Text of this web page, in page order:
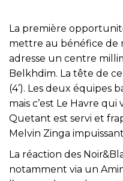
La première
mettre au bénéfice de
adresse un centre
Belkhdim. La tête de
(4’). Les deux équipes
mais c’est Le Havre
Quetant est servi et
Melvin Zinga impuissant
La réaction des
notamment via un